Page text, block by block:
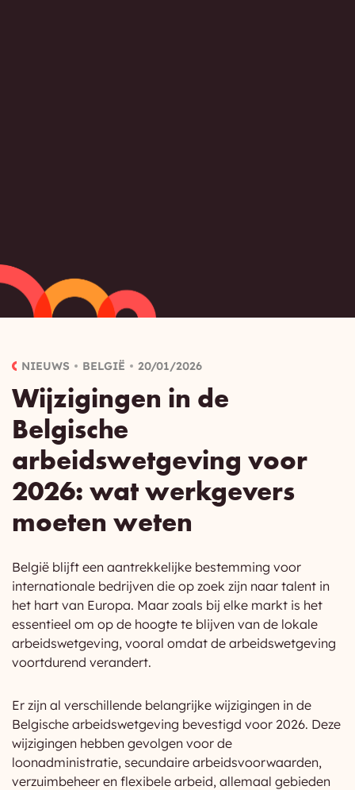
NIEUWS BELGIË 20/01/2026
Wijzigingen in de
Belgische
arbeidswetgeving voor
2026: wat werkgevers
moeten weten
België blijft een aantrekkelijke bestemming voor
internationale bedrijven die op zoek zijn naar talent in
het hart van Europa. Maar zoals bij elke markt is het
essentieel om op de hoogte te blijven van de lokale
arbeidswetgeving, vooral omdat de arbeidswetgeving
voortdurend verandert.
Er zijn al verschillende belangrijke wijzigingen in de
Belgische arbeidswetgeving bevestigd voor 2026. Deze
wijzigingen hebben gevolgen voor de
loonadministratie, secundaire arbeidsvoorwaarden,
verzuimbeheer en flexibele arbeid, allemaal gebieden